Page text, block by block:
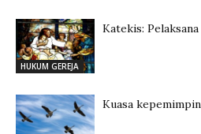
HUKUM GEREJA
Katekis:
Kuasa